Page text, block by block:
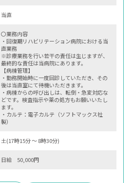
当直
〇業務内容
・回復期リハビリテーション病院における当
直業務
※診療業務を行い若干の責任は生じますが、
最終的な責任は当病院にあります。
【病棟管理】
・勤務開始時に一度回診していただき、その
後は当直室にて待機いただきます。
・病棟からの呼び出しは、転倒・急変対応な
どです。検査指示や薬の処方もお願いいたし
ます。
・カルテ：電子カルテ（ソフトマックス社
製）
土(17時15分 〜 8時30分)
日給 50,000円